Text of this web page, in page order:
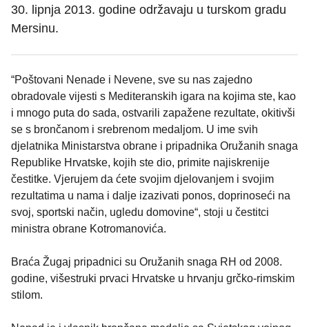
30. lipnja 2013. godine održavaju u turskom gradu
Mersinu.
“Poštovani Nenade i Nevene, sve su nas zajedno
obradovale vijesti s Mediteranskih igara na kojima ste, kao
i mnogo puta do sada, ostvarili zapažene rezultate, okitivši
se s brončanom i srebrenom medaljom. U ime svih
djelatnika Ministarstva obrane i pripadnika Oružanih snaga
Republike Hrvatske, kojih ste dio, primite najiskrenije
čestitke. Vjerujem da ćete svojim djelovanjem i svojim
rezultatima u nama i dalje izazivati ponos, doprinoseći na
svoj, sportski način, ugledu domovine“, stoji u čestitci
ministra obrane Kotromanovića.
Braća Žugaj pripadnici su Oružanih snaga RH od 2008.
godine, višestruki prvaci Hrvatske u hrvanju grčko-rimskim
stilom.